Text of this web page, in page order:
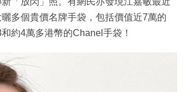
多個貴價名牌手袋，包括價值近7萬的
約4萬多港幣的Chanel手袋！